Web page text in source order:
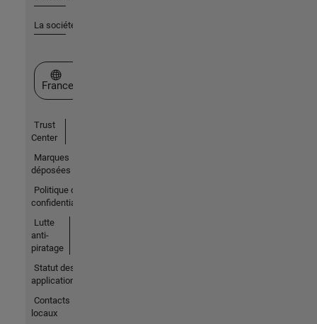
La société
Sélectionner un site web
France
Trust
Center
Marques
déposées
Politique de
confidentialité
Lutte
anti-
piratage
Statut des
applications
Contacts
locaux